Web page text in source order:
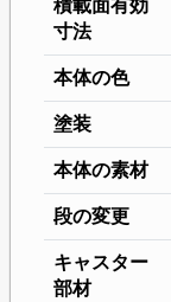
積載面有効
寸法
本体の色
塗装
本体の素材
段の変更
キャスター
部材